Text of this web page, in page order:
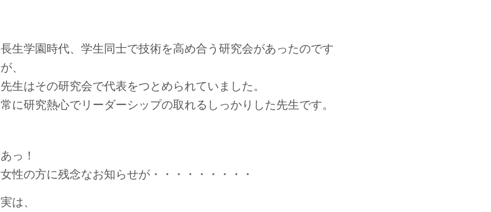
長生学園時代、学生同士で技術を高め合う研究会があったのです
が、
先生はその研究会で代表をつとめられていました。
常に研究熱心でリーダーシップの取れるしっかりした先生です。
あっ！
女性の方に残念なお知らせが・・・・・・・・・
実は、